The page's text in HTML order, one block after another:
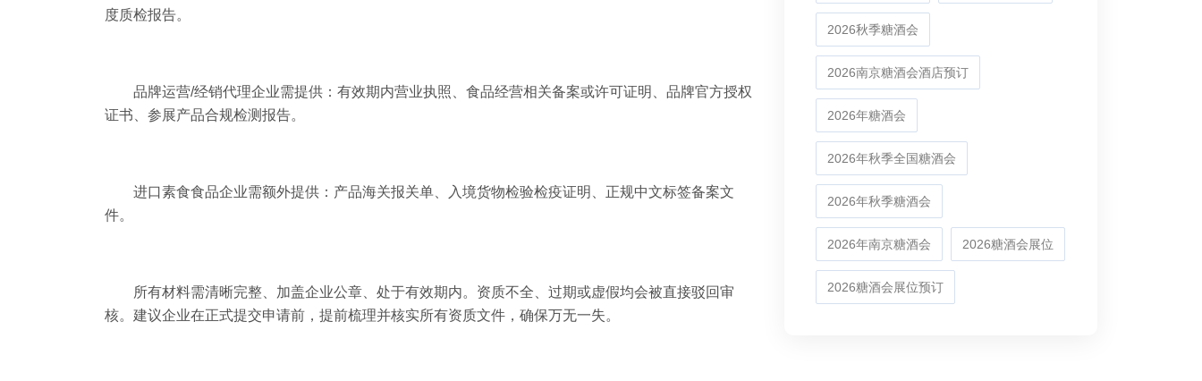
度质检报告。
品牌运营/经销代理企业需提供：有效期内营业执照、食品经营相关备案或许可证明、品牌官方授权
证书、参展产品合规检测报告。
进口素食食品企业需额外提供：产品海关报关单、入境货物检验检疫证明、正规中文标签备案文
件。
所有材料需清晰完整、加盖企业公章、处于有效期内。资质不全、过期或虚假均会被直接驳回审
核。建议企业在正式提交申请前，提前梳理并核实所有资质文件，确保万无一失。
2026秋季糖酒会
2026南京糖酒会酒店预订
2026年糖酒会
2026年秋季全国糖酒会
2026年秋季糖酒会
2026年南京糖酒会 2026糖酒会展位
2026糖酒会展位预订